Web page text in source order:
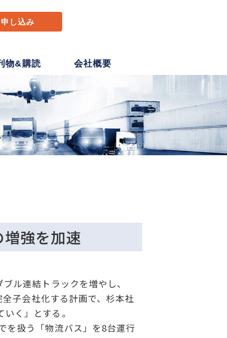
し込み
物&購読 会社概要
強を加速
ル連結トラックを増やし、
子会社化する計画で、杉本社
く」とする。
扱う「物流バス」を8台運行